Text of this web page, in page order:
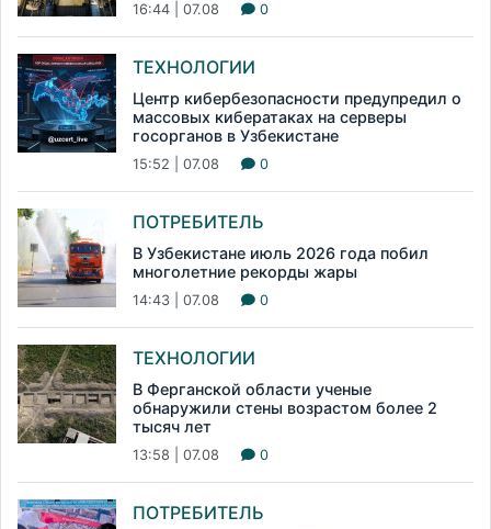
16:44 | 07.08 0
ТЕХНОЛОГИИ
Центр кибербезопасности предупредил о
массовых кибератаках на серверы
госорганов в Узбекистане
15:52 | 07.08 0
ПОТРЕБИТЕЛЬ
В Узбекистане июль 2026 года побил
многолетние рекорды жары
14:43 | 07.08 0
ТЕХНОЛОГИИ
В Ферганской области ученые
обнаружили стены возрастом более 2
тысяч лет
13:58 | 07.08 0
ПОТРЕБИТЕЛЬ